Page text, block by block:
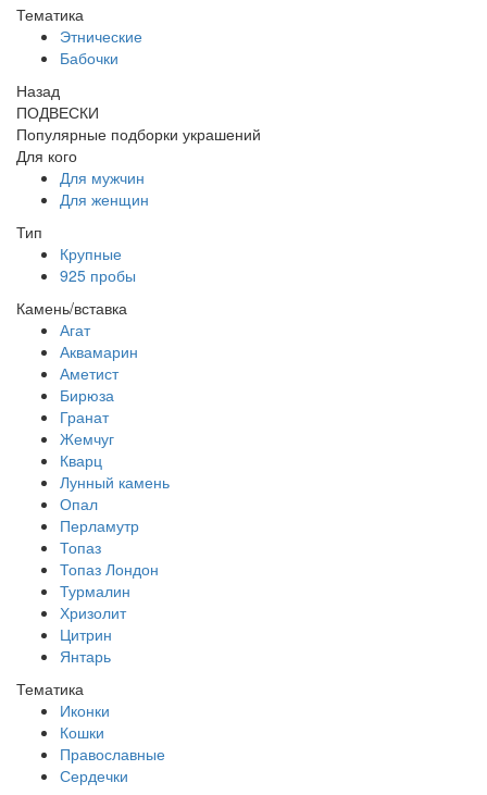
Тематика
Этнические
Бабочки
Назад
ПОДВЕСКИ
Популярные подборки украшений
Для кого
Для мужчин
Для женщин
Тип
Крупные
925 пробы
Камень/вставка
Агат
Аквамарин
Аметист
Бирюза
Гранат
Жемчуг
Кварц
Лунный камень
Опал
Перламутр
Топаз
Топаз Лондон
Турмалин
Хризолит
Цитрин
Янтарь
Тематика
Иконки
Кошки
Православные
Сердечки